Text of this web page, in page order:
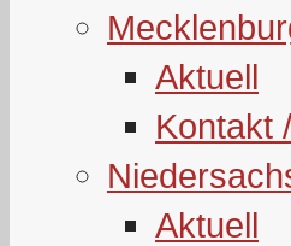
Aktuell
Kontakt
Aktuell